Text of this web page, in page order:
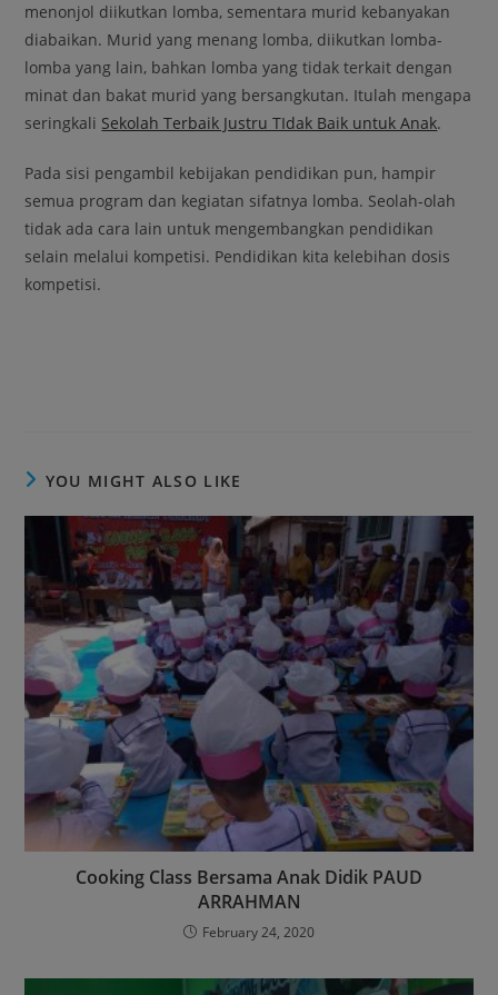
menonjol diikutkan lomba, sementara murid kebanyakan
diabaikan. Murid yang menang lomba, diikutkan lomba-
lomba yang lain, bahkan lomba yang tidak terkait dengan
minat dan bakat murid yang bersangkutan. Itulah mengapa
seringkali Sekolah Terbaik Justru TIdak Baik untuk Anak.
Pada sisi pengambil kebijakan pendidikan pun, hampir
semua program dan kegiatan sifatnya lomba. Seolah-olah
tidak ada cara lain untuk mengembangkan pendidikan
selain melalui kompetisi. Pendidikan kita kelebihan dosis
kompetisi.
YOU MIGHT ALSO LIKE
Cooking Class Bersama Anak Didik PAUD
ARRAHMAN
February 24, 2020